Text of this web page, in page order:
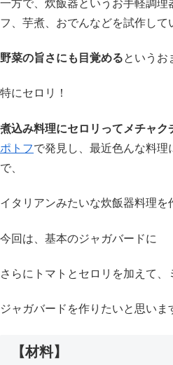
一方で、炊飯器というお手軽調理
フ、芋煮、おでんなどを試作して
野菜の旨さにも目覚めるというお
特にセロリ！
煮込み料理にセロリってメチャク
ポトフで発見し、最近色んな料
で、
イタリアンみたいな炊飯器料理を
今回は、基本のジャガバードに
さらにトマトとセロリを加えて
ジャガバードを作りたいと思いま
【材料】